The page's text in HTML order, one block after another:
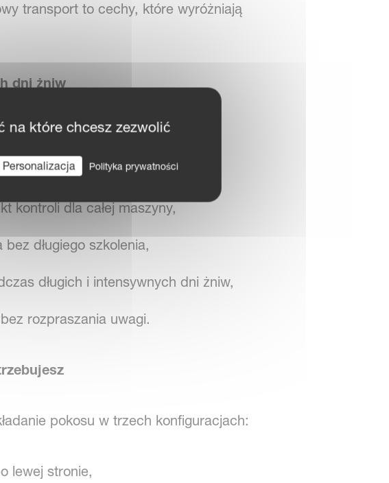
transport to cechy, które wyróżniają
dni żniw
przekłada się na realne korzyści w
kontroli dla całej maszyny,
długiego szkolenia,
długich i intensywnych dni żniw,
rozpraszania uwagi.
pokosu w trzech konfiguracjach:
lewej stronie,
na które chcesz zezwolić
Personalizacja Polityka prywatności